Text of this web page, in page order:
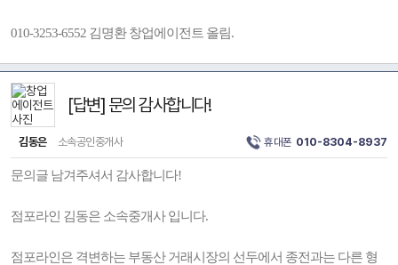
010-3253-6552 김명환 창업에이전트 올림.
[답변] 문의 감사합니다!
김동은 소속공인중개사 휴대폰 010-8304-8937
문의글 남겨주셔서 감사합니다!
점포라인 김동은 소속중개사 입니다.
점포라인은 격변하는 부동산 거래시장의 선두에서 종전과는 다른 형